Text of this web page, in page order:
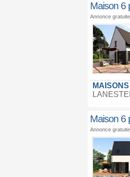
Maison 6
Annonce
Maison 6
Annonce